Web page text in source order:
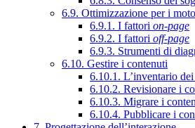
6.9. Ottimizzazione per i
6.9.1. I fattori on-page
6.9.2. I fattori off-page
6.9.3. Strumenti di
6.10. Gestire i contenuti
6.10.1. L’inventario
6.10.2. Revisionare i
6.10.3. Migrare i
6.10.4. Pubblicare i